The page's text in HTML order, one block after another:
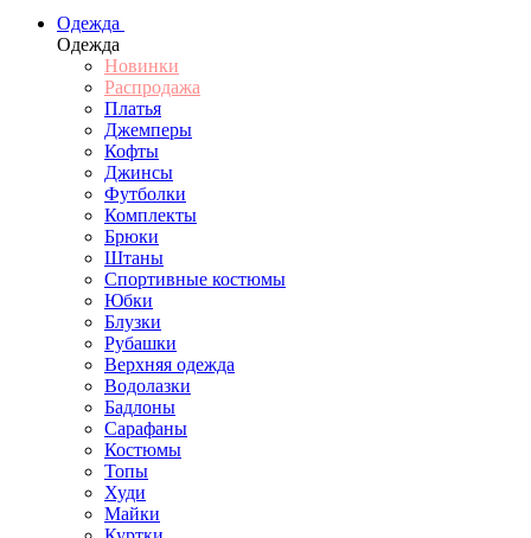
Одежда
Одежда
Новинки
Распродажа
Платья
Джемперы
Кофты
Джинсы
Футболки
Комплекты
Брюки
Штаны
Спортивные костюмы
Юбки
Блузки
Рубашки
Верхняя одежда
Водолазки
Бадлоны
Сарафаны
Костюмы
Топы
Худи
Майки